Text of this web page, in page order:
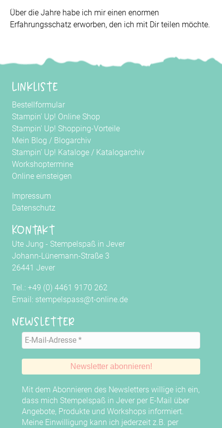
Über die Jahre habe ich mir einen enormen
Erfahrungsschatz erworben, den ich mit Dir teilen möchte.
Linkliste
Bestellformular
Stampin' Up! Online Shop
Stampin' Up! Shopping-Vorteile
Mein Blog / Blogarchiv
Stampin' Up! Kataloge / Katalogarchiv
Workshoptermine
Online einsteigen
Impressum
Datenschutz
Kontakt
Ute Jung - Stempelspaß in Jever
Johann-Lünemann-Straße 3
26441 Jever
Tel.: +49 (0) 4461 9170 262
Email: stempelspass@t-online.de
Newsletter
Mit dem Abonnieren des Newsletters willige ich ein,
dass mich Stempelspaß in Jever per E-Mail über
Angebote, Produkte und Workshops informiert.
Meine Einwilligung kann ich jederzeit z.B. per